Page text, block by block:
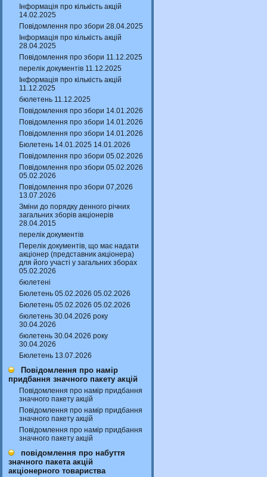
Інформація про кількість акцій
14.02.2025
Повідомлення про збори 28.04.2025
Інформація про кількість акцій
28.04.2025
Повідомлення про збори 11.12.2025
перелік документів 11.12.2025
Інформація про кількість акцій
11.12.2025
бюлетень 11.12.2025
Повідомлення про збори 14.01.2026
Повідомлення про збори 14.01.2026
Повідомлення про збори 14.01.2026
Бюлетень 14.01.2025 14.01.2026
Повідомлення про збори 05.02.2026
Повідомлення про збори 05.02.2026
05.02.2026
Повідомлення про збори 07,2026
13.07.2026
Зміни до порядку денного річних
загальних зборів акціонерів
28.04.2015
перелік документів
Перелік документів, що має надати
акціонер (представник акціонера)
для його участі у загальних зборах
05.02.2026
бюлетені
Бюлетень 05.02.2026 05.02.2026
Бюлетень 05.02.2026 05.02.2026
бюлетень 30.04.2026 року
30.04.2026
бюлетень 30.04.2026 року
30.04.2026
Бюлетень 13.07.2026
Повідомлення про намір
придбання значного пакету акцій
Повідомлення про намір придбання
значного пакету акцій
Повідомлення про намір придбання
значного пакету акцій
Повідомлення про намір придбання
значного пакету акцій
повідомлення про набуття
значного пакета акцій
акціонерного товариства